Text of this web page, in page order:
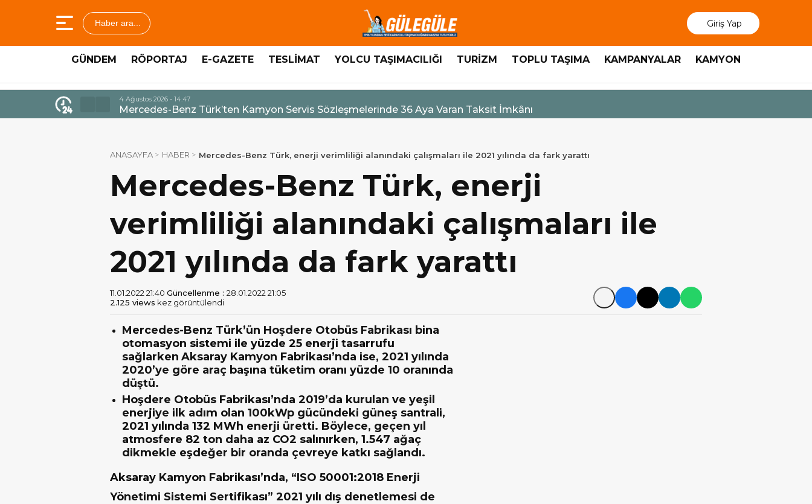
Haber ara... Giriş Yap
GÜNDEM RÖPORTAJ E-GAZETE TESLİMAT YOLCU TAŞIMACILIĞI TURİZM TOPLU TAŞIMA KAMPANYALAR KAMYON
4 Ağustos 2026 - 14:47
Mercedes-Benz Türk’ten Kamyon Servis Sözleşmelerinde 36 Aya Varan Taksit İmkânı
ANASAYFA HABER Mercedes-Benz Türk, enerji verimliliği alanındaki çalışmaları ile 2021 yılında da fark yarattı
Mercedes-Benz Türk, enerji
verimliliği alanındaki çalışmaları ile
2021 yılında da fark yarattı
11.01.2022 21:40 Güncellenme : 28.01.2022 21:05
2.125 views kez görüntülendi
Mercedes-Benz Türk’ün Hoşdere Otobüs Fabrikası bina
otomasyon sistemi ile yüzde 25 enerji tasarrufu
sağlarken Aksaray Kamyon Fabrikası’nda ise, 2021 yılında
2020’ye göre araç başına tüketim oranı yüzde 10 oranında
düştü.
Hoşdere Otobüs Fabrikası’nda 2019’da kurulan ve yeşil
enerjiye ilk adım olan 100kWp gücündeki güneş santrali,
2021 yılında 132 MWh enerji üretti. Böylece, geçen yıl
atmosfere 82 ton daha az CO2 salınırken, 1.547 ağaç
dikmekle eşdeğer bir oranda çevreye katkı sağlandı.
Aksaray Kamyon Fabrikası’nda, “ISO 50001:2018 Enerji
Yönetimi Sistemi Sertifikası” 2021 yılı dış denetlemesi de